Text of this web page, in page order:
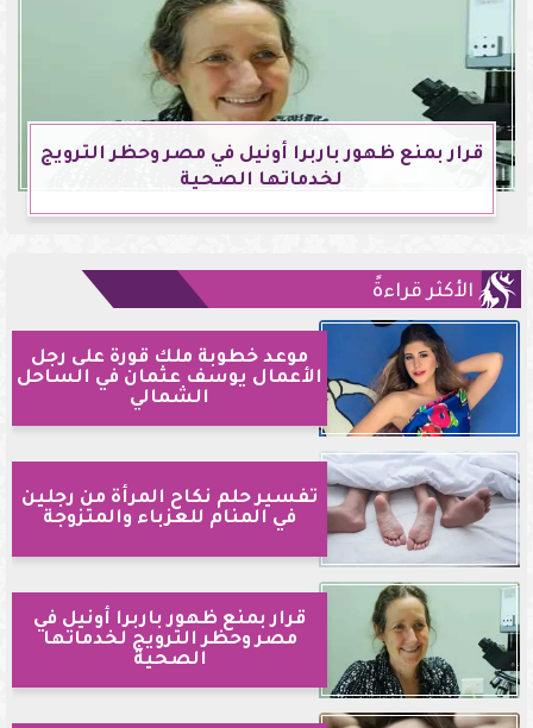
قرار بمنع ظهور باربرا أونيل في مصر وحظر الترويج
لخدماتها الصحية
الأكثر قراءةً
موعد خطوبة ملك قورة على رجل
الأعمال يوسف عثمان في الساحل
الشمالي
تفسير حلم نكاح المرأة من رجلين
في المنام للعزباء والمتزوجة
قرار بمنع ظهور باربرا أونيل في
مصر وحظر الترويج لخدماتها
الصحية